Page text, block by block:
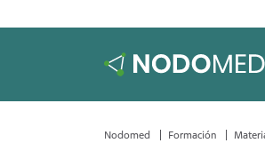
Nodomed Formación